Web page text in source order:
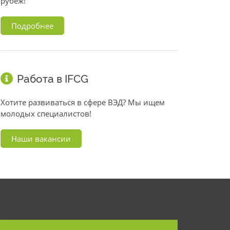
Подробнее
Работа в IFCG
Хотите развиваться в сфере ВЭД? Мы ищем
молодых специалистов!
Наши вакансии